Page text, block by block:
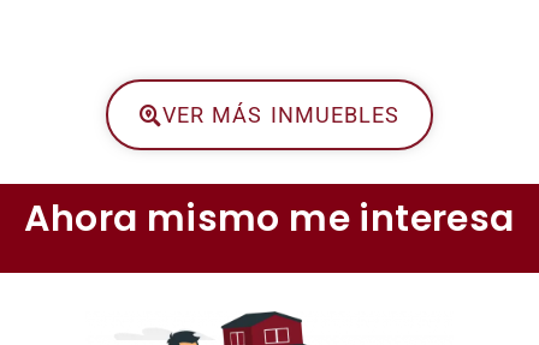
VER MÁS INMUEBLES
Ahora mismo me interesa